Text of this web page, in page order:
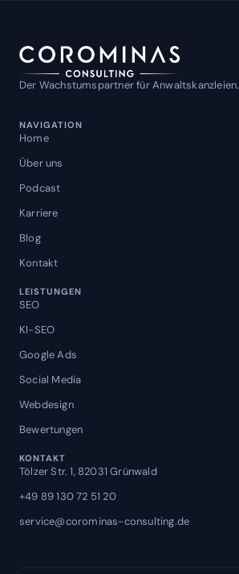
Der Wachstumspartner für Anwaltskanzleien.
NAVIGATION
Home
Über uns
Podcast
Karriere
Blog
Kontakt
LEISTUNGEN
SEO
KI-SEO
Google Ads
Social Media
Webdesign
Bewertungen
KONTAKT
Tölzer Str. 1, 82031 Grünwald
+49 89 130 72 51 20
service@corominas-consulting.de